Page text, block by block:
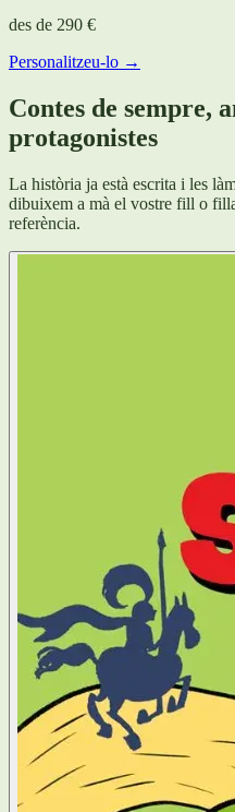
des de 290 €
Personalitzeu-lo →
Contes de sempre,
protagonistes
La història ja està escrita i les
dibuixem a mà el vostre fill o
referència.